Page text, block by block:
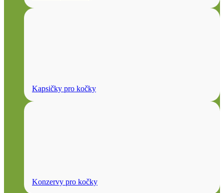
Kapsičky pro kočky
Konzervy pro kočky